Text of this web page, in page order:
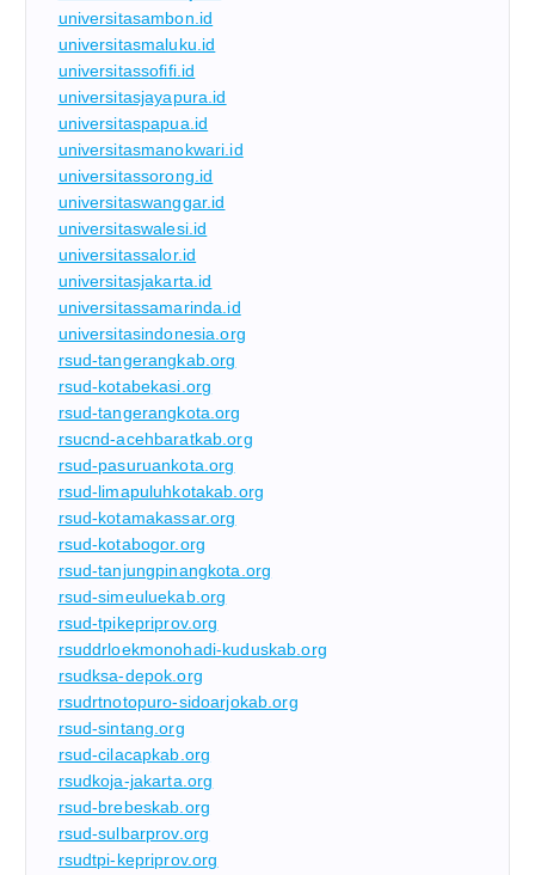
universitasambon.id
universitasmaluku.id
universitassofifi.id
universitasjayapura.id
universitaspapua.id
universitasmanokwari.id
universitassorong.id
universitaswanggar.id
universitaswalesi.id
universitassalor.id
universitasjakarta.id
universitassamarinda.id
universitasindonesia.org
rsud-tangerangkab.org
rsud-kotabekasi.org
rsud-tangerangkota.org
rsucnd-acehbaratkab.org
rsud-pasuruankota.org
rsud-limapuluhkotakab.org
rsud-kotamakassar.org
rsud-kotabogor.org
rsud-tanjungpinangkota.org
rsud-simeuluekab.org
rsud-tpikepriprov.org
rsuddrloekmonohadi-kuduskab.org
rsudksa-depok.org
rsudrtnotopuro-sidoarjokab.org
rsud-sintang.org
rsud-cilacapkab.org
rsudkoja-jakarta.org
rsud-brebeskab.org
rsud-sulbarprov.org
rsudtpi-kepriprov.org